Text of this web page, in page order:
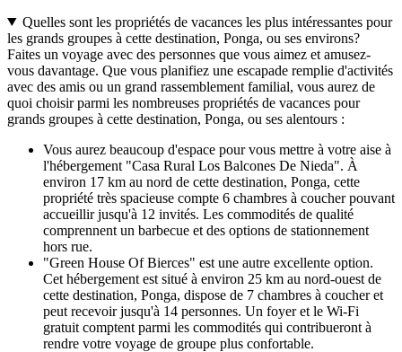
Quelles sont les propriétés de vacances les plus intéressantes pour
les grands groupes à cette destination, Ponga, ou ses environs?
Faites un voyage avec des personnes que vous aimez et amusez-
vous davantage. Que vous planifiez une escapade remplie d'activités
avec des amis ou un grand rassemblement familial, vous aurez de
quoi choisir parmi les nombreuses propriétés de vacances pour
grands groupes à cette destination, Ponga, ou ses alentours :
Vous aurez beaucoup d'espace pour vous mettre à votre aise à
l'hébergement "Casa Rural Los Balcones De Nieda". À
environ 17 km au nord de cette destination, Ponga, cette
propriété très spacieuse compte 6 chambres à coucher pouvant
accueillir jusqu'à 12 invités. Les commodités de qualité
comprennent un barbecue et des options de stationnement
hors rue.
"Green House Of Bierces" est une autre excellente option.
Cet hébergement est situé à environ 25 km au nord-ouest de
cette destination, Ponga, dispose de 7 chambres à coucher et
peut recevoir jusqu'à 14 personnes. Un foyer et le Wi-Fi
gratuit comptent parmi les commodités qui contribueront à
rendre votre voyage de groupe plus confortable.